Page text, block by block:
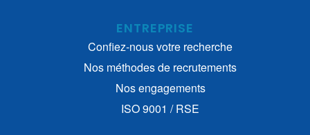
ENTREPRISE
Confiez-nous votre recherche
Nos méthodes de recrutements
Nos engagements
ISO 9001 / RSE